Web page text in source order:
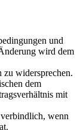
und
wird dem
widersprechen.
dem
mit
wenn